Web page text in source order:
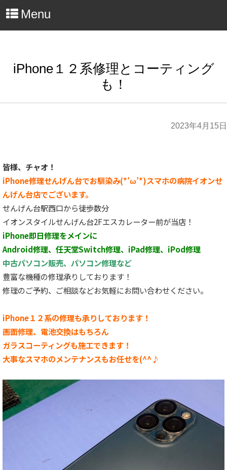
Menu
iPhone１２系修理とコーティング
も！
2023年4月15日
皆様、チャオ！
iPhone修理せんげん台でお馴染み(*’ω’*)スマホの病院イオンせ
んげん台店でございます。
せんげん台駅西口から徒歩数分
イオンスタイルせんげん台2Fエスカレーター前が当店！
iPhone即日修理をメインに
Android修理、任天堂Switch修理、iPad修理、iPod修理
中古パソコン販売、パソコン修理など
豊富な機種の修理承りしております！
修理のご予約、ご相談などお気軽にお問い合わせください。
iPhone１２系の修理も承りしております！
画面修理、電池交換はもちろん
ガラスコーティングも施工できます！
大事なスマホのメンテナンスもお任せを(^^♪